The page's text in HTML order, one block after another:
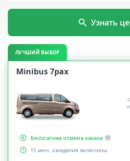
Узнать
ЛУЧШИЙ ВЫБОР
Minibus 7pax
Бесплатная отмена заказа
15 мин. ожидания включены